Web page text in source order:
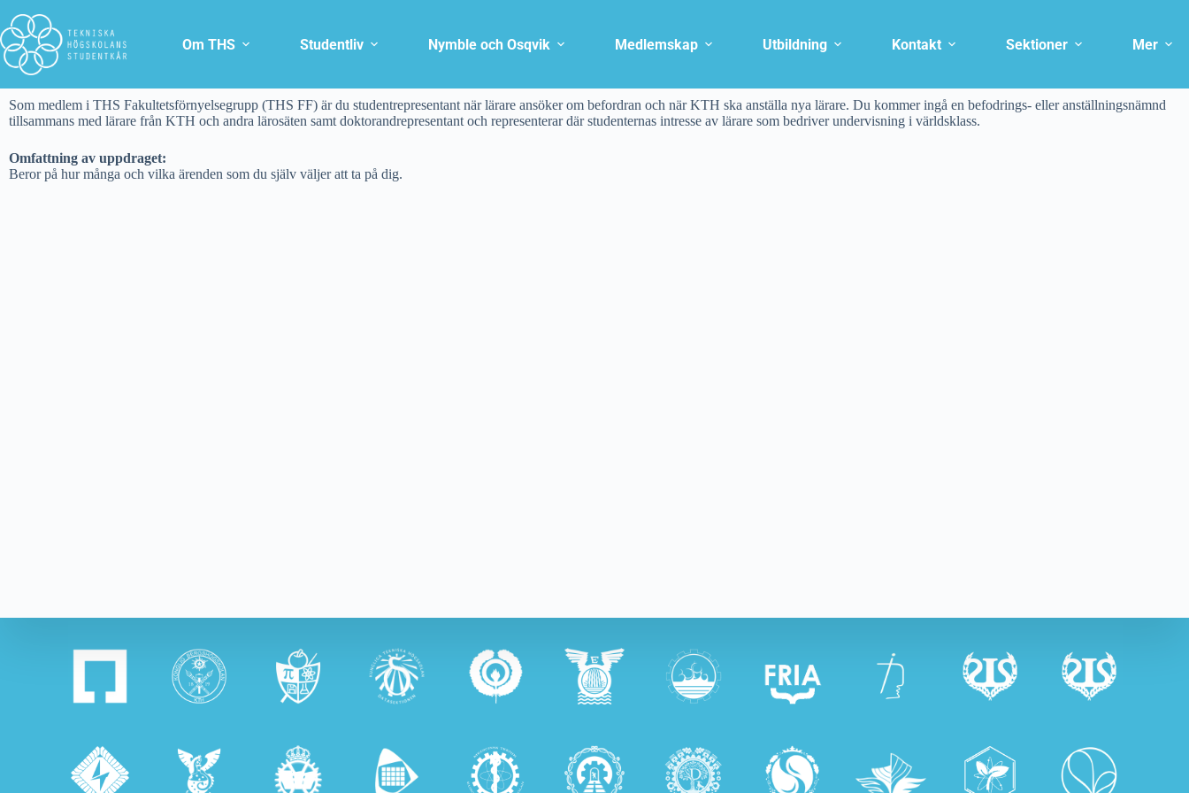
Om THS Studentliv Nymble och Osqvik Medlemskap Utbildning Kontakt Sektioner Mer
Som medlem i THS Fakultetsförnyelsegrupp (THS FF) är du studentrepresentant när lärare ansöker om befordran och när KTH ska anställa nya lärare. Du kommer ingå en befodrings- eller anställningsnämnd
tillsammans med lärare från KTH och andra lärosäten samt doktorandrepresentant och representerar där studenternas intresse av lärare som bedriver undervisning i världsklass.
Omfattning av uppdraget:
Beror på hur många och vilka ärenden som du själv väljer att ta på dig.